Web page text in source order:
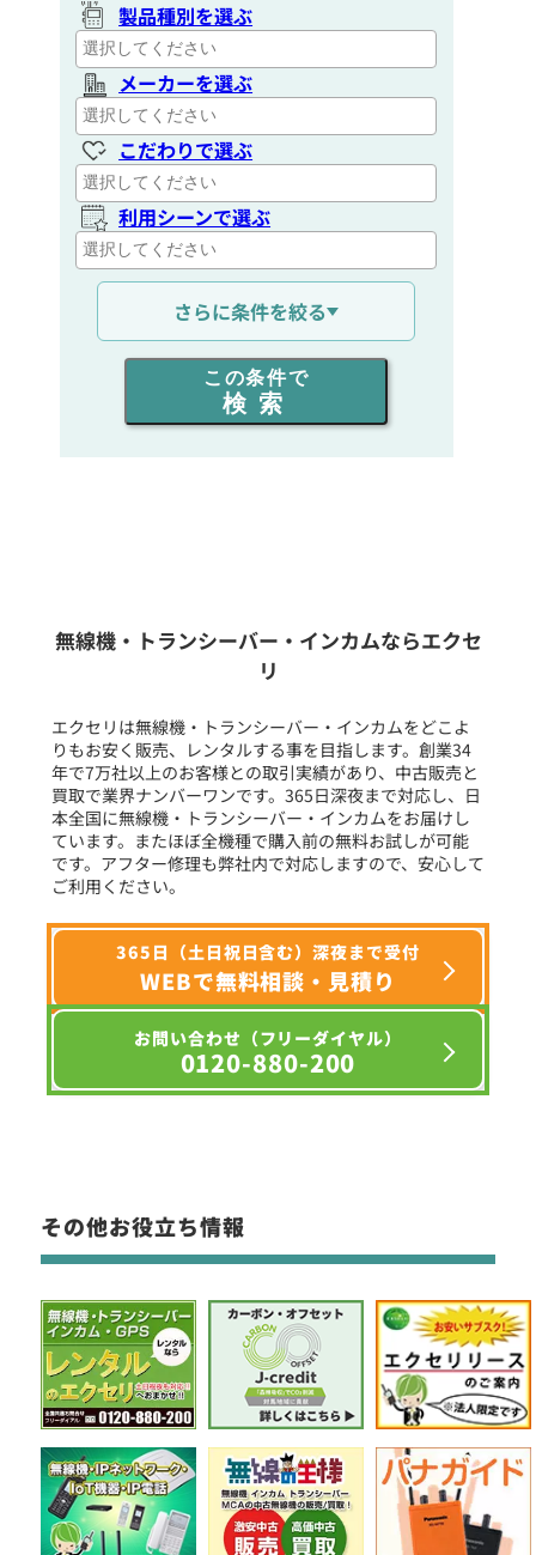
製品種別を選ぶ
メーカーを選ぶ
こだわりで選ぶ
利用シーンで選ぶ
通信距離を選ぶ
出力を選ぶ
同時通話人数を選ぶ
フリーワード入力(製品名等)
選択条件をリセット
さらに条件を絞る
この条件で
検索
無線機・トランシーバー・インカムならエクセ
リ
エクセリは無線機・トランシーバー・インカムをどこよ
りもお安く販売、レンタルする事を目指します。創業34
年で7万社以上のお客様との取引実績があり、中古販売と
買取で業界ナンバーワンです。365日深夜まで対応し、日
本全国に無線機・トランシーバー・インカムをお届けし
ています。またほぼ全機種で購入前の無料お試しが可能
です。アフター修理も弊社内で対応しますので、安心して
ご利用ください。
365日（土日祝日含む）深夜まで受付
WEBで無料相談・見積り
お問い合わせ（フリーダイヤル）
0120-880-200
その他お役立ち情報